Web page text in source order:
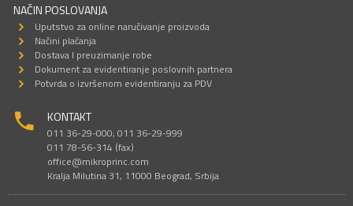
NAČIN POSLOVANJA
Uputstvo za online naručivanje proizvoda
Načini plaćanja
Dostava I preuzimanje robe
Dokument za evidentiranje poslovnih partnera
Potvrda o izvršenom evidentiranju za PDV
KONTAKT
011 36-29-000; 011 36-29-999
011 78-56-314 (fax)
office@mikroprinc.com
Kralja Milutina 31, 11000 Beograd, Srbija